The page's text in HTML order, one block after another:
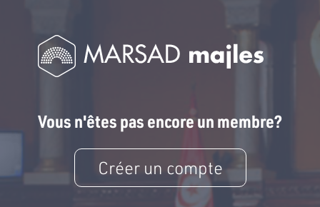
Vous n'êtes pas encore un membre?
Créer un compte